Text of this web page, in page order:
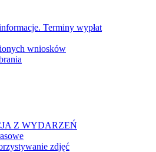
Terminy wypłat
wniosków
Z WYDARZEŃ
zdjęć